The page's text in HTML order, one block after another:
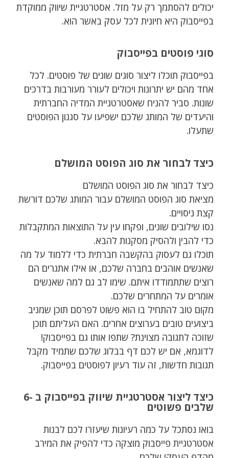
יכולים להסתמך רק על מזל. אסטרטגיית שיווק ממוקדת
בפייסבוק היא חיונית לכל עסק באשר הוא.
סוגי פוסטים בפייסבוק
בפייסבוק תוכלו ליצור סוגים שונים של פוסטים. לכל
אחד מהם יש יתרונות ויכולים לעורר מעורבות בדרכים
שונות. סביר להניח שאסטרטגיית המדיה החברתית
והיעדים של המותג שלכם ישפיעו על סגנון הפוסטים
שתעלו.
כיצד לבחור את סוג הפוסט המושלם
כיצד לבחור את סוג הפוסט המושלם
מציאת סוג הפוסט המושלם עבור המותג שלכם דורשת
קצת ניסויים.
נסו שילובים שונים, ופקחו עין על התוצאות המתקבלות
כדי להבין ולהסיק מסקנות להבא.
תוכלו גם לעסוק בהקשבה חברתית כדי ללמוד על מה
שאנשים אוהבים בחברה שלכם, או אילו אתגרים הם
רוצים שתתמודדו איתם. שימו לב גם למה שאנשים
אומרים על המתחרים שלכם.
מקום טוב להתחיל בו הוא פשוט לפרסם תוכן שמניב
ביצועים טובים בערוצים אחרים. האם העליתם תוכן
שזוכה לתגובה מצוינת? שתפו אותו גם בפייסבוק!
לדוגמא, אם יש לכם דף בבלוג שלכם שתמיד מקבל
תגובות חדשות, זה עוד רעיון לפוסטים בפייסבוק.
כיצד ליצור אסטרטגיית שיווק בפייסבוק ב -6
שלבים פשוטים
בואו נסתכל על כמה רעיונות שיעזרו לכם לבנות
אסטרטגיית פייסבוק מוצקה כדי להפיק את המירב